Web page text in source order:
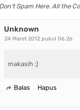
Spam Here. All the
Unknown
24 Maret 2012 pukul 06.26
makasih :)
Balas Hapus